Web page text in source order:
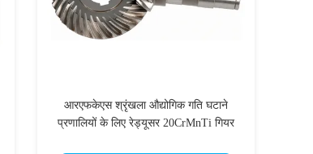
आरएफकेएस श्रृंखला औद्योगिक गति घटाने
प्रणालियों के लिए रेड्यूसर 20CrMnTi गियर